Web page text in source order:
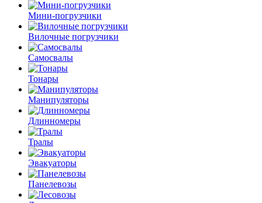
Мини-погрузчики
Вилочные погрузчики
Самосвалы
Тонары
Манипуляторы
Длинномеры
Тралы
Эвакуаторы
Панелевозы